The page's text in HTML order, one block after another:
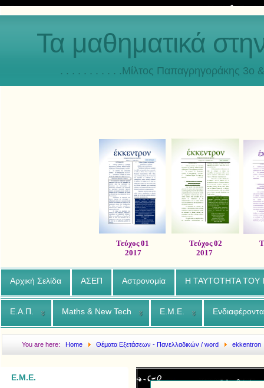
Τα μαθηματικά
. . . . . . . . . . .Μίλτος Παπαγρηγοράκης 3o
Τεύχος 01 Τεύχος 02
2017
2017
Αρχική Σελίδα ΑΣΕΠ Αστρονομία Η ΤΑΥΤΟΤΗΤΑ ΤΟΥ
Ε.Α.Π. Maths & New Tech Ε.Μ.Ε.
You are here:Home Θέματα Εξετάσεων - Πανελλαδικών / word
ekkentron
έκκεντρον - τεύχος 2 - Αύγουστος 2017
Ε.Μ.Ε.